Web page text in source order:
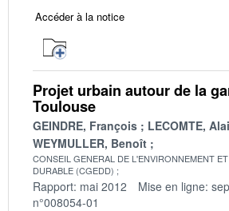
Accéder à la notice
Projet urbain autour de la
Toulouse
GEINDRE, François
LECOMTE,
WEYMULLER, Benoît
CONSEIL GENERAL DE L'ENVIRONNEMENT
DURABLE (CGEDD)
Rapport: mai 2012 Mise en ligne:
n°008054-01